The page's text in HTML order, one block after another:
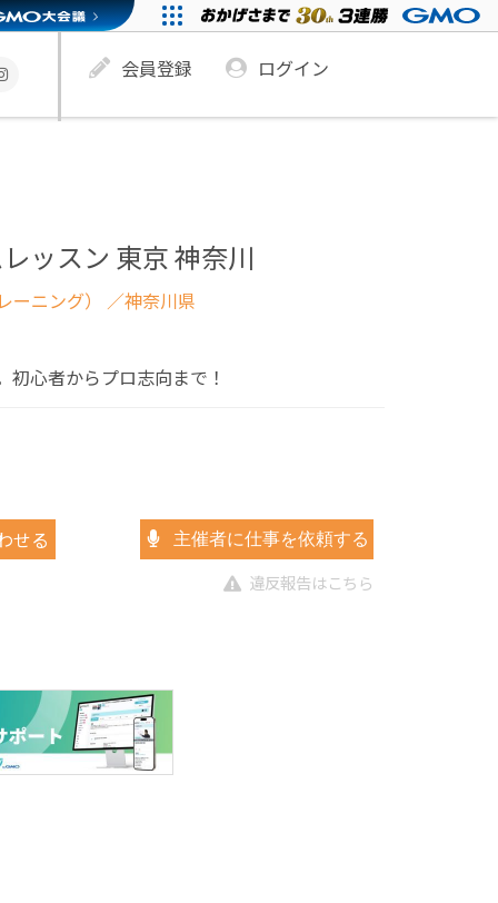
会員登録 ログイン
ッスン 東京 神奈川
ニング） ／神奈川県
初心者からプロ志向まで！
せる 主催者に仕事を依頼する
違反報告はこちら